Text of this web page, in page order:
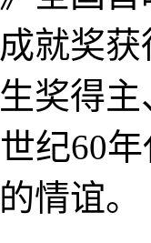
就奖
奖得
纪60
情谊。